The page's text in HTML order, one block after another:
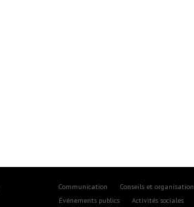
Communication Conseils et organisation
Événements publics
Activités sociales